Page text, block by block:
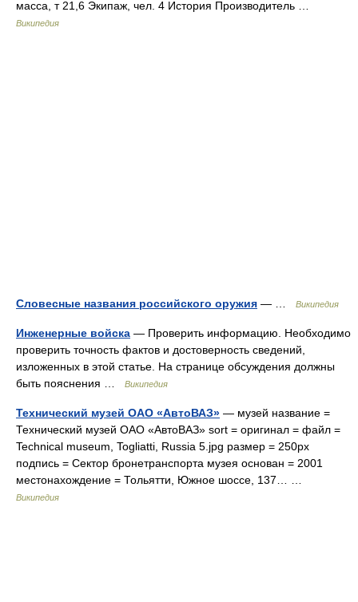
масса, т 21,6 Экипаж, чел. 4 История Производитель …
Википедия
Словесные названия российского оружия — … Википедия
Инженерные войска — Проверить информацию. Необходимо
проверить точность фактов и достоверность сведений,
изложенных в этой статье. На странице обсуждения должны
быть пояснения …
Википедия
Технический музей ОАО «АвтоВАЗ» — музей название =
Технический музей ОАО «АвтоВАЗ» sort = оригинал = файл =
Technical museum, Togliatti, Russia 5.jpg размер = 250px
подпись = Сектор бронетранспорта музея основан = 2001
местонахождение = Тольятти, Южное шоссе, 137… …
Википедия